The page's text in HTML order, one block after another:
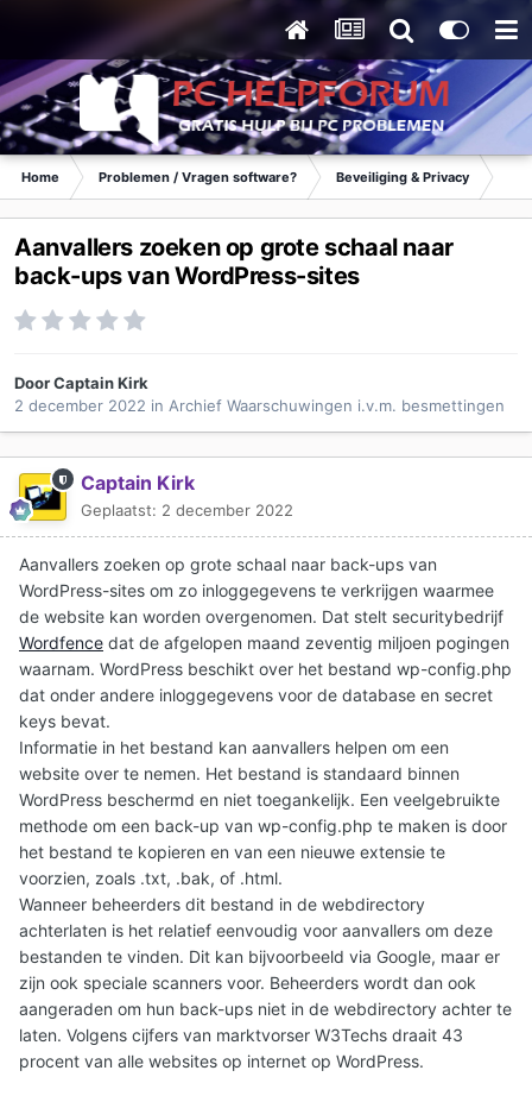
Home Problemen / Vragen software? Beveiliging & Privacy
Aanvallers zoeken op grote schaal naar
back-ups van WordPress-sites
DoorCaptain Kirk
2 december 2022 in Archief Waarschuwingen i.v.m. besmettingen
Captain Kirk
Geplaatst: 2 december 2022
Aanvallers zoeken op grote schaal naar back-ups van
WordPress-sites om zo inloggegevens te verkrijgen waarmee
de website kan worden overgenomen. Dat stelt securitybedrijf
Wordfence dat de afgelopen maand zeventig miljoen pogingen
waarnam. WordPress beschikt over het bestand wp-config.php
dat onder andere inloggegevens voor de database en secret
keys bevat.
Informatie in het bestand kan aanvallers helpen om een
website over te nemen. Het bestand is standaard binnen
WordPress beschermd en niet toegankelijk. Een veelgebruikte
methode om een back-up van wp-config.php te maken is door
het bestand te kopieren en van een nieuwe extensie te
voorzien, zoals .txt, .bak, of .html.
Wanneer beheerders dit bestand in de webdirectory
achterlaten is het relatief eenvoudig voor aanvallers om deze
bestanden te vinden. Dit kan bijvoorbeeld via Google, maar er
zijn ook speciale scanners voor. Beheerders wordt dan ook
aangeraden om hun back-ups niet in de webdirectory achter te
laten. Volgens cijfers van marktvorser W3Techs draait 43
procent van alle websites op internet op WordPress.